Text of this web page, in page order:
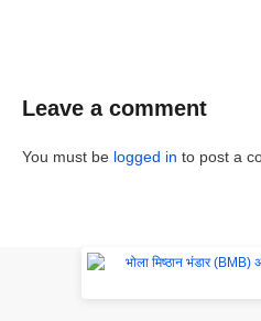
Leave a comment
You must be logged in to post a